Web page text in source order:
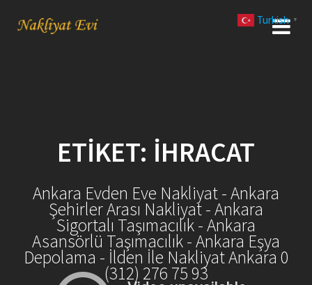
ETIKET: İHRACAT
Ankara Evden Eve Nakliyat - Ankara
Şehirler Arası Nakliyat - Ankara
Sigortalı Taşımacılık - Ankara
Asansörlü Taşımacılık - Ankara Eşya
Depolama - İlden İle Nakliyat Ankara 0
(312) 276 75 93
Turkish ▼